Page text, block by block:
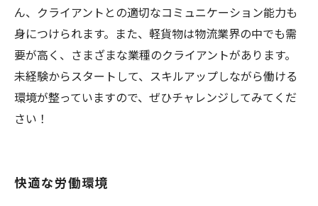
ん、クライアントとの適切なコミュニケーション能力も
身につけられます。また、軽貨物は物流業界の中でも需
要が高く、さまざまな業種のクライアントがあります。
未経験からスタートして、スキルアップしながら働ける
環境が整っていますので、ぜひチャレンジしてみてくだ
さい！
快適な労働環境